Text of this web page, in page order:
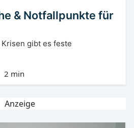
Anzeige
& Notfallpunkte für
gibt es feste
2 min